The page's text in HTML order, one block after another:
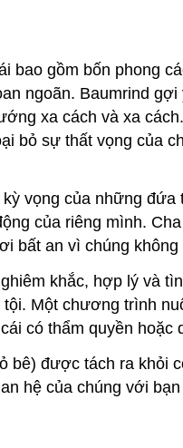
bao gồm bốn phong
ngoãn. Baumrind
xa cách và xa
bỏ sự thất vọng của
vọng của những
của riêng mình.
bất an vì chúng
khắc, hợp lý và
Một chương trình
có thẩm quyền
bê) được tách ra khỏi
hệ của chúng với